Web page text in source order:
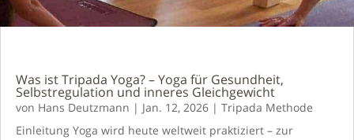
Was ist Tripada Yoga? – Yoga für Gesundheit,
Selbstregulation und inneres Gleichgewicht
von Hans Deutzmann | Jan. 12, 2026 | Tripada Methode
Einleitung Yoga wird heute weltweit praktiziert – zur